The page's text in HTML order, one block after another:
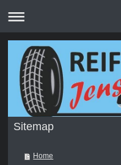
Sitemap
Home